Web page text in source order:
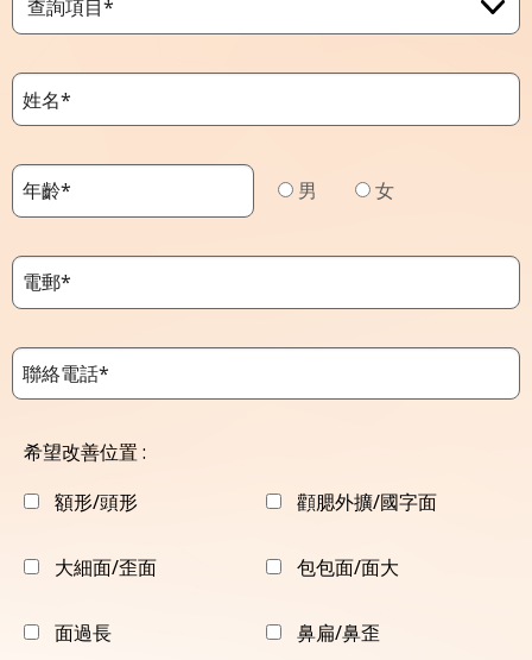
查詢項目*
男 女
希望改善位置 :
額形/頭形
顴腮外擴/國字面
大細面/歪面 包包面/面大
面過長 鼻扁/鼻歪